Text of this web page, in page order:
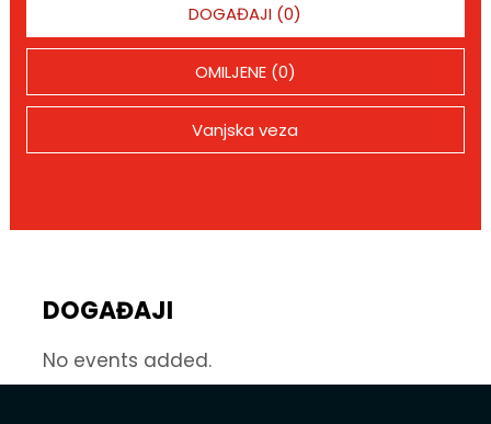
DOGAĐAJI (0)
OMILJENE (0)
Vanjska veza
DOGAĐAJI
No events added.